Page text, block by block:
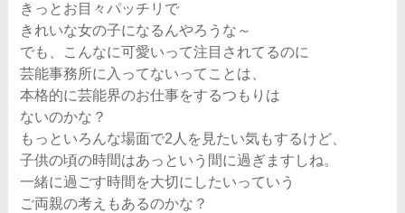
きっとお目々パッチリで
きれいな女の子になるんやろうな～
でも、こんなに可愛いって注目されてるのに
芸能事務所に入ってないってことは、
本格的に芸能界のお仕事をするつもりは
ないのかな？
もっといろんな場面で2人を見たい気もするけど、
子供の頃の時間はあっという間に過ぎますしね。
一緒に過ごす時間を大切にしたいっていう
ご両親の考えもあるのかな？